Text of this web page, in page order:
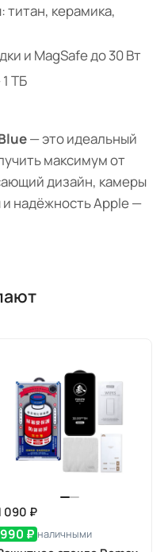
керамика,
и MagSafe до 30 Вт
ТБ
— это идеальный
максимум от
дизайн, камеры
надёжность Apple —
090 ₽
990 ₽ наличными